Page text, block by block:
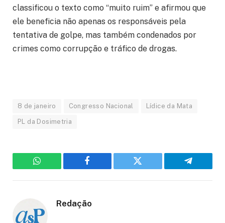
classificou o texto como “muito ruim” e afirmou que
ele beneficia não apenas os responsáveis pela
tentativa de golpe, mas também condenados por
crimes como corrupção e tráfico de drogas.
8 de janeiro Congresso Nacional Lídice da Mata
PL da Dosimetria
WhatsApp Facebook Twitter Telegram
Redação